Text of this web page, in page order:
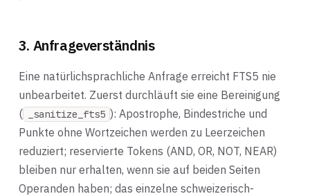
3. Anfrageverständnis
Eine natürlichsprachliche Anfrage erreicht FTS5 nie
unbearbeitet. Zuerst durchläuft sie eine Bereinigung
(
_sanitize_fts5 ): Apostrophe, Bindestriche und
Punkte ohne Wortzeichen werden zu Leerzeichen
reduziert; reservierte Tokens (AND, OR, NOT, NEAR)
bleiben nur erhalten, wenn sie auf beiden Seiten
Operanden haben; das einzelne schweizerisch-